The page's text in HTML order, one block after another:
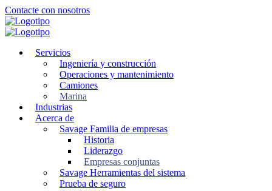
Ir
al
contenido
Contacte con nosotros
Servicios
Ingeniería y construcción
Operaciones y mantenimiento
Camiones
Marina
Industrias
Acerca de
Savage Familia de empresas
Historia
Liderazgo
Empresas conjuntas
Savage Herramientas del sistema
Prueba de seguro